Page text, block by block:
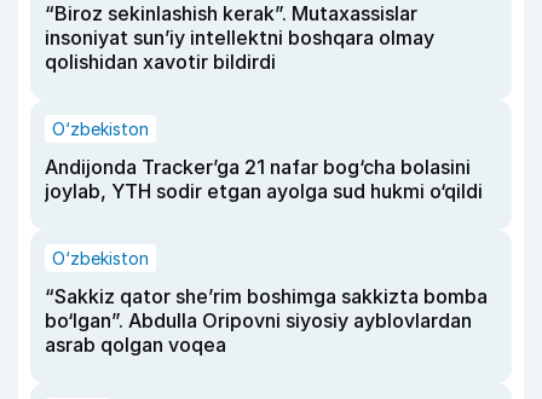
“Biroz sekinlashish kerak”. Mutaxassislar
insoniyat sun’iy intellektni boshqara olmay
qolishidan xavotir bildirdi
O‘zbekiston
Andijonda Tracker’ga 21 nafar bog‘cha bolasini
joylab, YTH sodir etgan ayolga sud hukmi o‘qildi
O‘zbekiston
“Sakkiz qator she’rim boshimga sakkizta bomba
bo‘lgan”. Abdulla Oripovni siyosiy ayblovlardan
asrab qolgan voqea